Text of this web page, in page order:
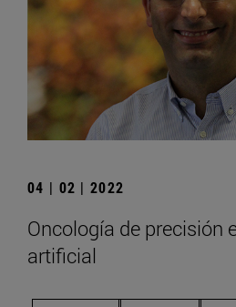
04 | 02 | 2022
Oncología de precisión
artificial